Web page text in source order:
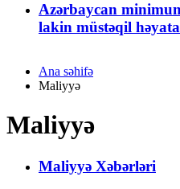
Azərbaycan
lakin müstəqil
Ana səhifə
Maliyyə
Maliyyə
Maliyyə Xəbərləri